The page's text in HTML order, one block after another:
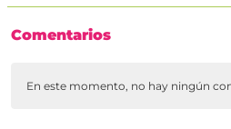
Comentarios
En este momento, no hay ningún